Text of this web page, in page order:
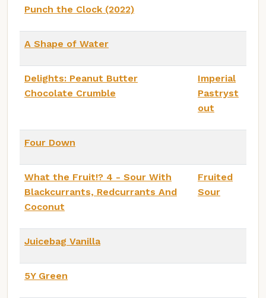
Punch the Clock (2022)
A Shape of Water
Delights: Peanut Butter
Chocolate Crumble
Imperial
Pastryst
out
Four Down
What the Fruit!? 4 - Sour With
Blackcurrants, Redcurrants And
Coconut
Fruited
Sour
Juicebag Vanilla
5Y Green